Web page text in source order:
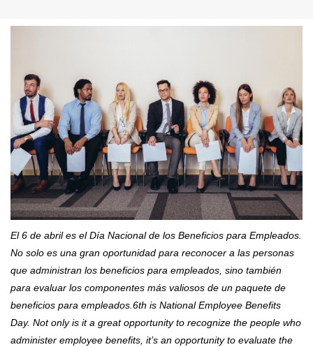
El 6 de abril es el Día Nacional de los Beneficios para Empleados.
No solo es una gran oportunidad para reconocer a las personas
que administran los beneficios para empleados, sino también
para evaluar los componentes más valiosos de un paquete de
beneficios para empleados.6th is National Employee Benefits
Day. Not only is it a great opportunity to recognize the people who
administer employee benefits, it’s an opportunity to evaluate the